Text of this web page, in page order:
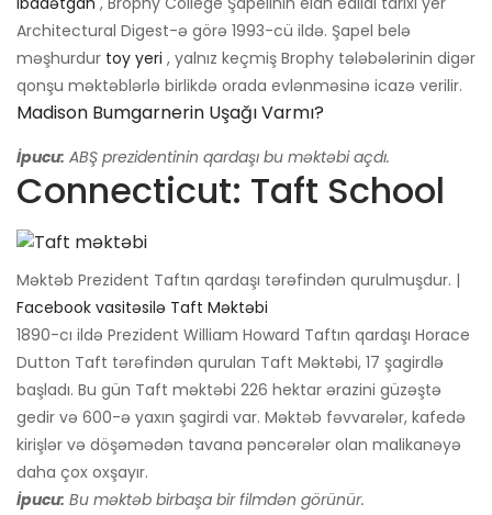
Architectural Digest-ə görə 1993-cü ildə. Şapel belə
məşhurdur toy yeri , yalnız keçmiş Brophy tələbələrinin digər
qonşu məktəblərlə birlikdə orada evlənməsinə icazə verilir.
Madison Bumgarnerin Uşağı Varmı?
İpucu: ABŞ prezidentinin qardaşı bu məktəbi açdı.
Connecticut: Taft School
Məktəb Prezident Taftın qardaşı tərəfindən qurulmuşdur. |
Facebook vasitəsilə Taft Məktəbi
1890-cı ildə Prezident William Howard Taftın qardaşı Horace
Dutton Taft tərəfindən qurulan Taft Məktəbi, 17 şagirdlə
başladı. Bu gün Taft məktəbi 226 hektar ərazini güzəştə
gedir və 600-ə yaxın şagirdi var. Məktəb fəvvarələr, kafedə
kirişlər və döşəmədən tavana pəncərələr olan malikanəyə
daha çox oxşayır.
İpucu: Bu məktəb birbaşa bir filmdən görünür.